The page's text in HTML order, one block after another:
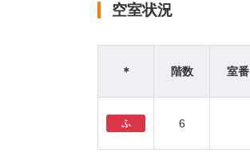
空室状況
＊ 階数 室番
ふ 6